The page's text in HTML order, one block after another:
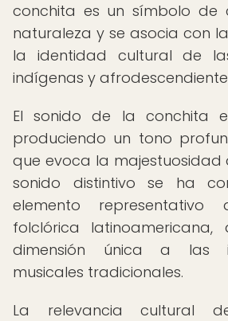
conchita es un símbolo de
naturaleza y se asocia con
la identidad cultural de
indígenas y
El sonido de la conchita
produciendo un tono
que evoca la majestuosidad
sonido distintivo se ha
elemento
folclórica latinoamericana,
dimensión única a las
musicales tradicionales.
La relevancia cultural